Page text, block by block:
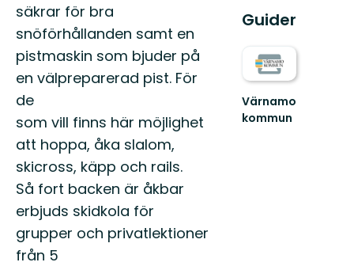
säkrar för bra
snöförhållanden samt en
pistmaskin som bjuder på
en välpreparerad pist. För
de
som vill finns här möjlighet
att hoppa, åka slalom,
skicross, käpp och rails.
Så fort backen är åkbar
erbjuds skidkola för
grupper och privatlektioner
från 5
Guider
Värnamo
kommun